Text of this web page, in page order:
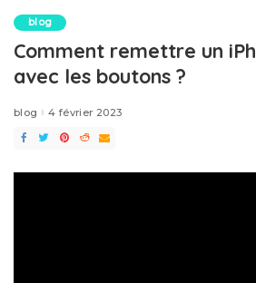
blog
Comment remettre un
avec les boutons ?
blog 4 février 2023